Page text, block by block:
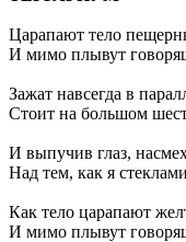
Царапают тело
И мимо плывут
Зажат навсегда в
Стоит на большом
И выпучив глаз,
Над тем, как я
Как тело царапают
И мимо плывут